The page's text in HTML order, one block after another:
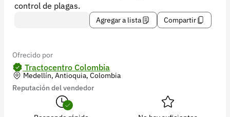
control de plagas.
Agregar a lista Compartir
Ofrecido por
Tractocentro Colombia
Medellín, Antioquia, Colombia
Reputación del vendedor
© 2026 Croper.com Todos los derechos reservados